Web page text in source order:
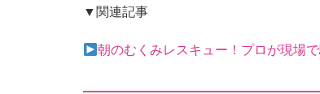
▼関連記事
朝のむくみレスキュー！プロが現場